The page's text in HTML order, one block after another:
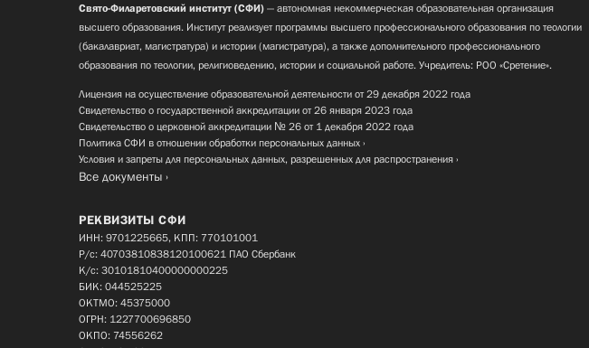
Свято-Филаретовский институт (СФИ) — автономная некоммерческая образовательная организация
высшего образования. Институт реализует программы высшего профессионального образования по теологии
(бакалавриат, магистратура) и истории (магистратура), а также дополнительного профессионального
образования по теологии, религиоведению, истории и социальной работе. Учредитель: РОО «Сретение».
Лицензия на осуществление образовательной деятельности от 29 декабря 2022 года
Свидетельство о государственной аккредитации от 26 января 2023 года
Свидетельство о церковной аккредитации № 26 от 1 декабря 2022 года
Политика СФИ в отношении обработки персональных данных
Условия и запреты для персональных данных, разрешенных для распространения
Все документы
РЕКВИЗИТЫ СФИ
ИНН: 9701225665, КПП: 770101001
Р/с: 40703810838120100621 ПАО Сбербанк
К/с: 30101810400000000225
БИК: 044525225
ОКТМО: 45375000
ОГРН: 1227700696850
ОКПО: 74556262